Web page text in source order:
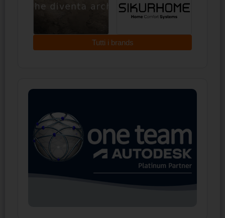
Tutti i brands